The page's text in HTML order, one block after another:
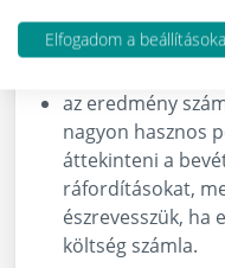
a bér analitika
valamint a nettó
az eredmény
nagyon hasznos
áttekinteni a
ráfordításokat,
észrevesszük, ha
költség számla.
Elfogadom a